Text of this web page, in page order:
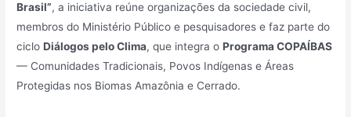
Brasil”, a iniciativa reúne organizações da sociedade civil,
membros do Ministério Público e pesquisadores e faz parte do
cicloDiálogos pelo Clima, que integra oPrograma COPAÍBAS
— Comunidades Tradicionais, Povos Indígenas e Áreas
Protegidas nos Biomas Amazônia e Cerrado.